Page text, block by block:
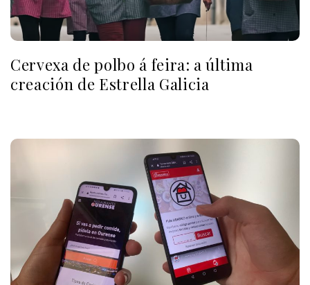
Cervexa de polbo á feira: a última
creación de Estrella Galicia